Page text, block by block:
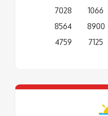
7028
8564
4759
1066
8900
7125